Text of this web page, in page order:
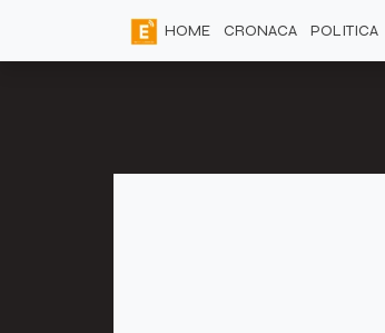
HOME CRONACA POLITICA